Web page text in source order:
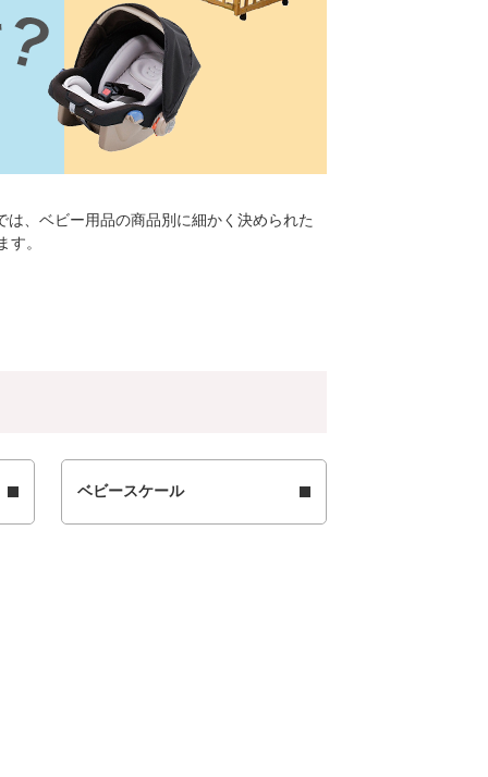
、ベビー用品の商品別に細かく決められた
。
ベビースケール